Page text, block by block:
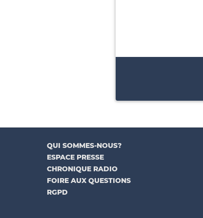
QUI SOMMES-NOUS?
ESPACE PRESSE
CHRONIQUE RADIO
FOIRE AUX QUESTIONS
RGPD